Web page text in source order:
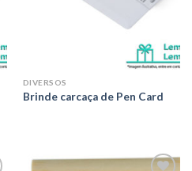
DIVERSOS
Brinde carcaça de Pen Card